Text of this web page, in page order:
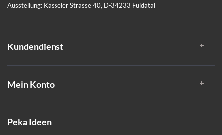
Ausstellung: Kasseler Strasse 40, D-34233 Fuldatal
Kundendienst
Mein Konto
Peka Ideen